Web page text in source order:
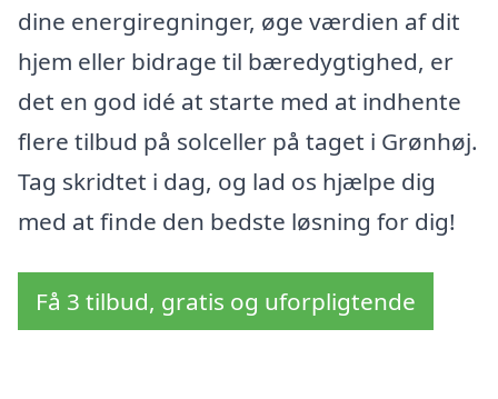
dine energiregninger, øge værdien af dit
hjem eller bidrage til bæredygtighed, er
det en god idé at starte med at indhente
flere tilbud på solceller på taget i Grønhøj.
Tag skridtet i dag, og lad os hjælpe dig
med at finde den bedste løsning for dig!
Få 3 tilbud, gratis og uforpligtende